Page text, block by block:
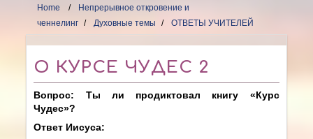
Home
Непрерывное откровение и
ченнелинг
Духовные темы ОТВЕТЫ УЧИТЕЛЕЙ
О КУРСЕ ЧУДЕС 2
Вопрос: Ты ли продиктовал книгу «Курс
Чудес»?
Ответ Иисуса: